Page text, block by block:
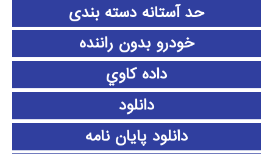
حد آستانه دسته بندی
خودرو بدون راننده
داده كاوي
دانلود
دانلود پايان نامه